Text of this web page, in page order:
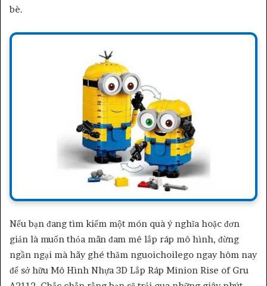
bè.
Nếu bạn đang tìm kiếm một món quà ý nghĩa hoặc đơn
giản là muốn thỏa mãn đam mê lắp ráp mô hình, đừng
ngần ngại mà hãy ghé thăm nguoichoilego ngay hôm nay
để sở hữu Mô Hình Nhựa 3D Lắp Ráp Minion Rise of Gru